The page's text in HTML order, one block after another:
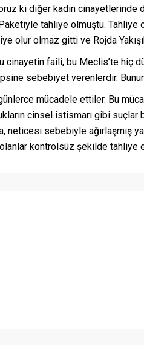
ki diğer kadın cinayetlerinde
Paketiyle tahliye olmuştu.
olur olmaz gitti ve Rojda
cinayetin faili, bu Meclis’te hiç
sebebiyet verenlerdir.
mücadele ettiler. Bu
cinsel istismarı gibi suçlar
neticesi sebebiyle ağırlaşmış
kontrolsüz şekilde tahliye